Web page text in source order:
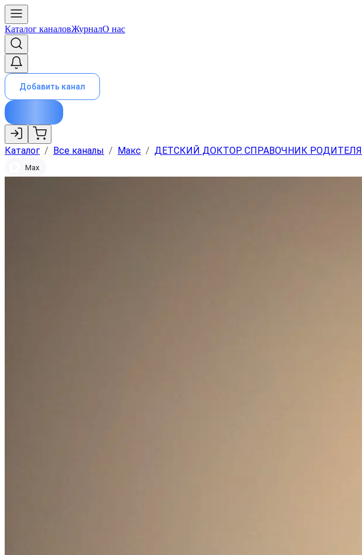
Каталог каналовЖурналО нас
Добавить канал
Каталог / Все каналы / Макс / ДЕТСКИЙ ДОКТОР. СПРАВОЧНИК РОДИТЕЛЯ
Max